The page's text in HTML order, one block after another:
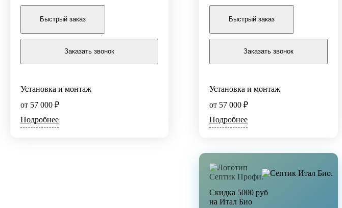
Энергонезависимые
Накопительные
Автономная канализация
0,35 м3/сут
0,4 м3/сут
0,5 м3/сут
0,6 м3/сут
Станции глубокой очистки
Ливневые стоки
Бытовые стоки
Быстрый заказ
Заказать звонок
Установка и монтаж
от 57 000 ₽
Подробнее
Быстрый заказ
Заказать звонок
Установка и монтаж
от 57 000 ₽
Подробнее
Скидка 5000 руб
на Итал Био